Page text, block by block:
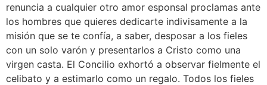
renuncia a cualquier otro amor esponsal proclamas ante
los hombres que quieres dedicarte indivisamente a la
misión que se te confía, a saber, desposar a los fieles
con un solo varón y presentarlos a Cristo como una
virgen casta. El Concilio exhortó a observar fielmente el
celibato y a estimarlo como un regalo. Todos los fieles